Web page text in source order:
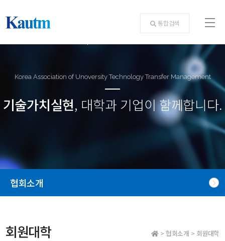
통합검색
Korea Association of Unoversity Technology Transfer Management
기술가치실현, 대학과 기업이 함께합니다.
협회소개
회원대학 > 협회소개 > 회원대학